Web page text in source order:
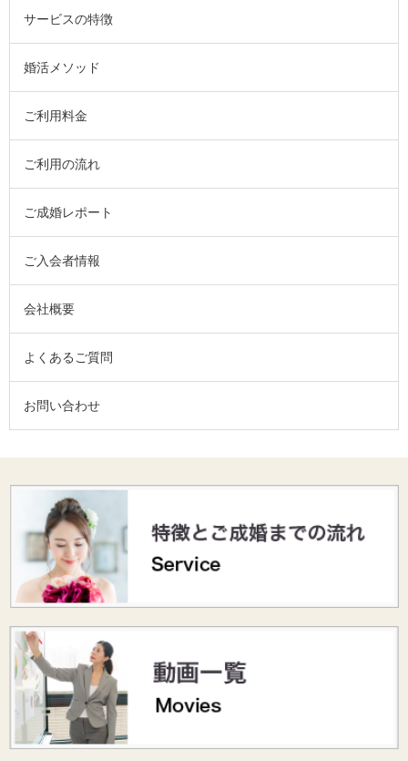
サービスの特徴
婚活メソッド
ご利用料金
ご利用の流れ
ご成婚レポート
ご入会者情報
会社概要
よくあるご質問
お問い合わせ